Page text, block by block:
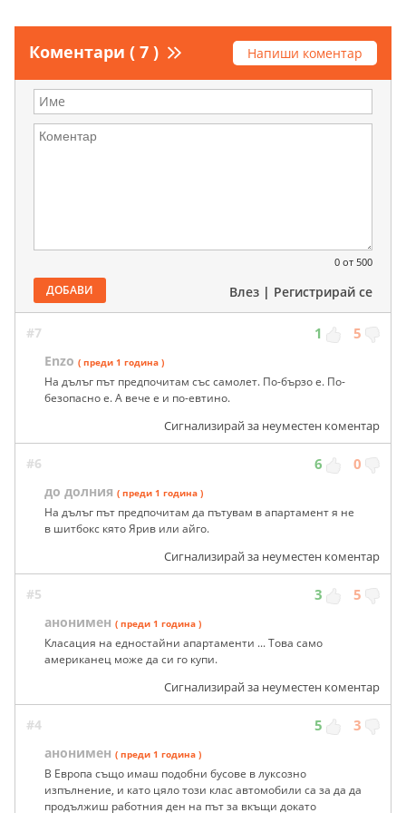
Коментари ( 7 ) Напиши коментар
0 от 500
ДОБАВИ Влез | Регистрирай се
#7 1 5
Enzo ( преди 1 година )
На дълъг път предпочитам със самолет. По-бързо е. По-
безопасно е. А вече е и по-евтино.
Сигнализирай за неуместен коментар
#6 6 0
до долния ( преди 1 година )
На дълъг път предпочитам да пътувам в апартамент я не
в шитбокс кято Ярив или айго.
Сигнализирай за неуместен коментар
#5 3 5
анонимен ( преди 1 година )
Класация на едностайни апартаменти ... Това само
американец може да си го купи.
Сигнализирай за неуместен коментар
#4 5 3
анонимен ( преди 1 година )
В Европа също имаш подобни бусове в луксозно
изпълнение, и като цяло този клас автомобили са за да да
продължиш работния ден на път за вкъщи докато